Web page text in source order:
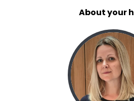
About your